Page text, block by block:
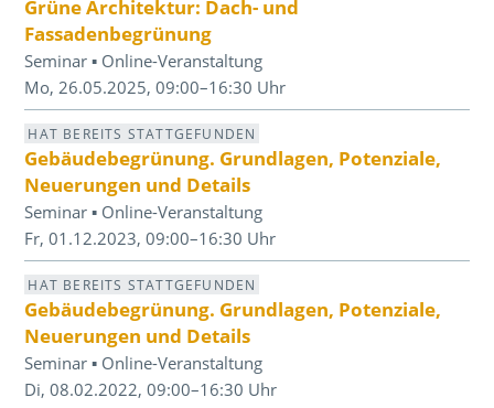
Grüne Architektur: Dach- und
Fassadenbegrünung
Seminar ▪ Online-Veranstaltung
Mo, 26.05.2025, 09:00–16:30 Uhr
HAT BEREITS STATTGEFUNDEN
Gebäudebegrünung. Grundlagen, Potenziale,
Neuerungen und Details
Seminar ▪ Online-Veranstaltung
Fr, 01.12.2023, 09:00–16:30 Uhr
HAT BEREITS STATTGEFUNDEN
Gebäudebegrünung. Grundlagen, Potenziale,
Neuerungen und Details
Seminar ▪ Online-Veranstaltung
Di, 08.02.2022, 09:00–16:30 Uhr